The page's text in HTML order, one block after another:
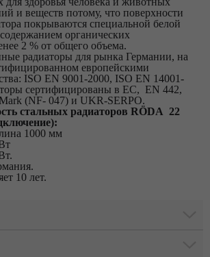
и веществ потому, что поверхности
покрываются специальной белой
органических
2 % от общего объема.
радиаторы для рынка Германии, на
европейскими
ISO EN 9001-2000, ISO EN 14001-
сертифицированы в ЕС, EN 442,
(NF- 047) и UKR-SERPO.
стальных радиаторов RÖDA 22
1000 мм
10 лет.